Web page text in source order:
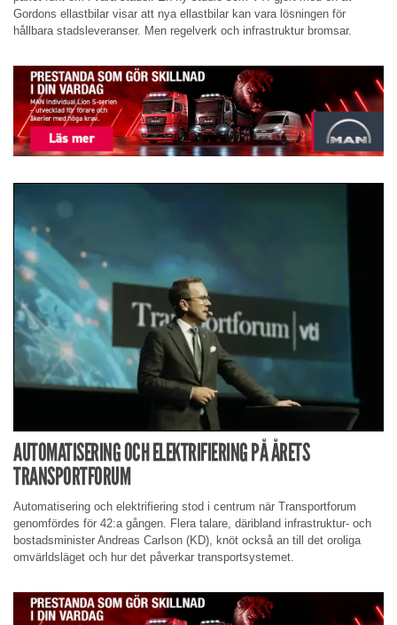
Gordons ellastbilar visar att nya ellastbilar kan vara lösningen för
hållbara stadsleveranser. Men regelverk och infrastruktur bromsar.
AUTOMATISERING OCH ELEKTRIFIERING PÅ ÅRETS
TRANSPORTFORUM
Automatisering och elektrifiering stod i centrum när Transportforum
genomfördes för 42:a gången. Flera talare, däribland infrastruktur- och
bostadsminister Andreas Carlson (KD), knöt också an till det oroliga
omvärldsläget och hur det påverkar transportsystemet.